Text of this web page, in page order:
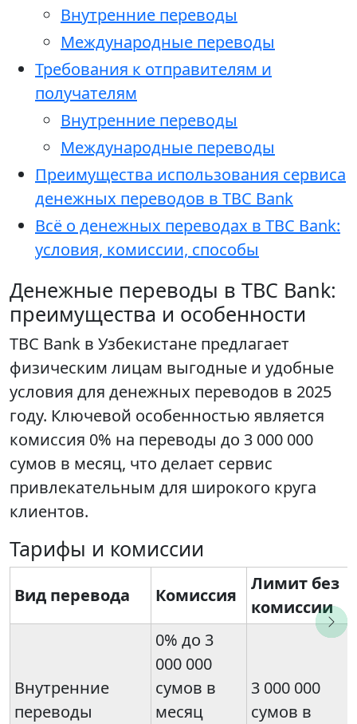
Внутренние переводы
Международные переводы
Требования к отправителям и
получателям
Внутренние переводы
Международные переводы
Преимущества использования сервиса
денежных переводов в TBC Bank
Всё о денежных переводах в TBC Bank:
условия, комиссии, способы
Денежные переводы в TBC Bank:
преимущества и особенности
TBC Bank в Узбекистане предлагает
физическим лицам выгодные и удобные
условия для денежных переводов в 2025
году. Ключевой особенностью является
комиссия 0% на переводы до 3 000 000
сумов в месяц, что делает сервис
привлекательным для широкого круга
клиентов.
Тарифы и комиссии
Вид перевода Комиссия
Лимит без
комиссии
Внутренние
переводы
0% до 3
000 000
сумов в
месяц
3 000 000
сумов в